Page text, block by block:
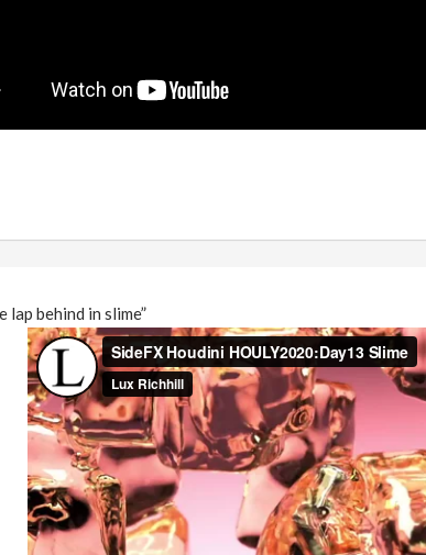
lap behind in slime”